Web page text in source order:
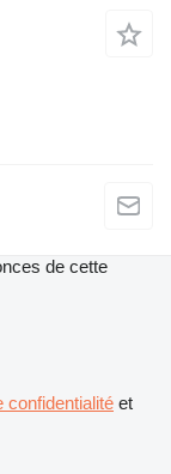
de cette
confidentialité et